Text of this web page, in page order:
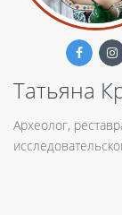
Татьяна
Археолог,